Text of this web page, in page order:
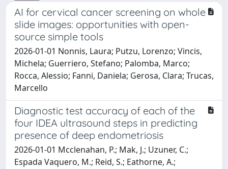
AI for cervical cancer screening on whole
slide images: opportunities with open-
source simple tools
2026-01-01 Nonnis, Laura; Putzu, Lorenzo; Vincis,
Michela; Guerriero, Stefano; Palomba, Marco;
Rocca, Alessio; Fanni, Daniela; Gerosa, Clara; Trucas,
Marcello
Diagnostic test accuracy of each of the
four IDEA ultrasound steps in predicting
presence of deep endometriosis
2026-01-01 Mcclenahan, P.; Mak, J.; Uzuner, C.;
Espada Vaquero, M.; Reid, S.; Eathorne, A.;